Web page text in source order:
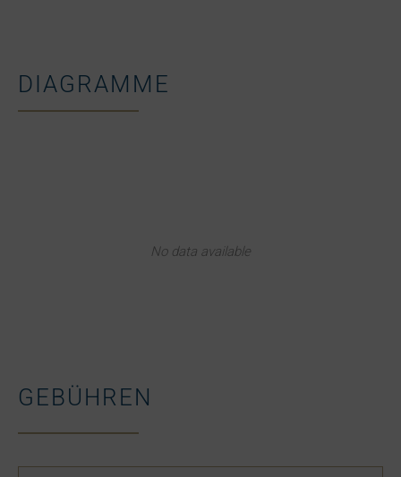
DIAGRAMME
No data available
GEBÜHREN